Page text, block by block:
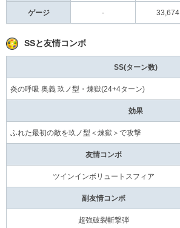
ゲージ - 33,674
SSと友情コンボ
SS(ターン数)
炎の呼吸 奥義 玖ノ型・煉獄(24+4ターン)
効果
ふれた最初の敵を玖ノ型＜煉獄＞で攻撃
友情コンボ
ツインインボリュートスフィア
副友情コンボ
超強破裂斬撃弾